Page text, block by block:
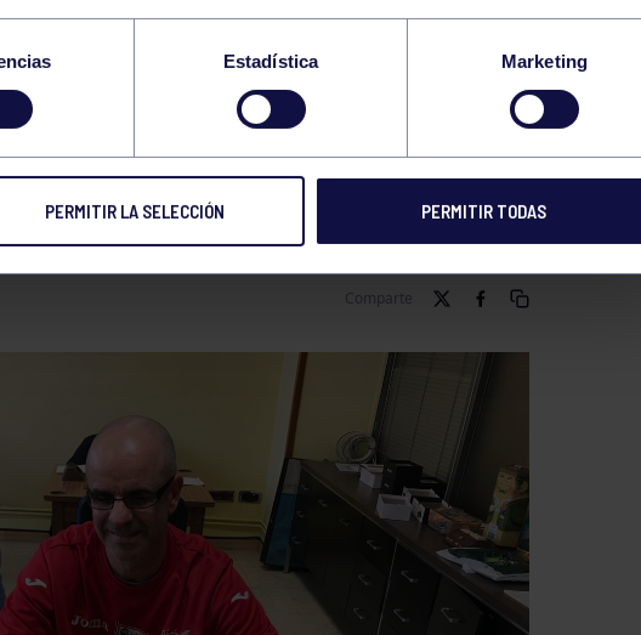
Estadística Marketing
PERMITIR LA SELECCIÓN PERMITIR TODAS
DISPARES EN EL
DE ASTURIAS
Comparte